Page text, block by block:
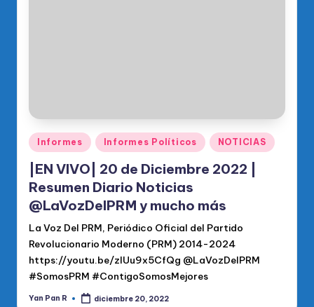
fi
ci
al
d
el
P
R
M
Publicado
en
Informes Informes Políticos NOTICIAS
|EN VIVO| 20 de Diciembre 2022 |
Resumen Diario Noticias
@LaVozDelPRM y mucho más
La Voz Del PRM, Periódico Oficial del Partido
Revolucionario Moderno (PRM) 2014-2024
https://youtu.be/zIUu9x5CfQg @LaVozDelPRM
#SomosPRM #ContigoSomosMejores
Publicado
Yan Pan R diciembre 20, 2022